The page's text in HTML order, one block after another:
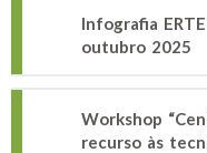
Infografia
outubro 2025
Workshop
recurso às